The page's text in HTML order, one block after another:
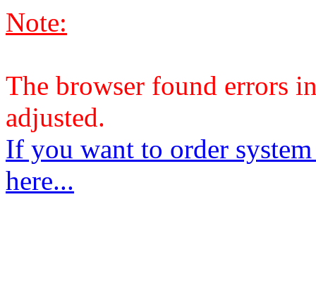
Note:
The browser found errors
adjusted.
If you want to order
here...